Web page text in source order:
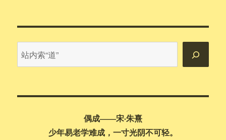
内
偶成——宋·朱熹
少年易老学难成，一寸光阴不可轻。